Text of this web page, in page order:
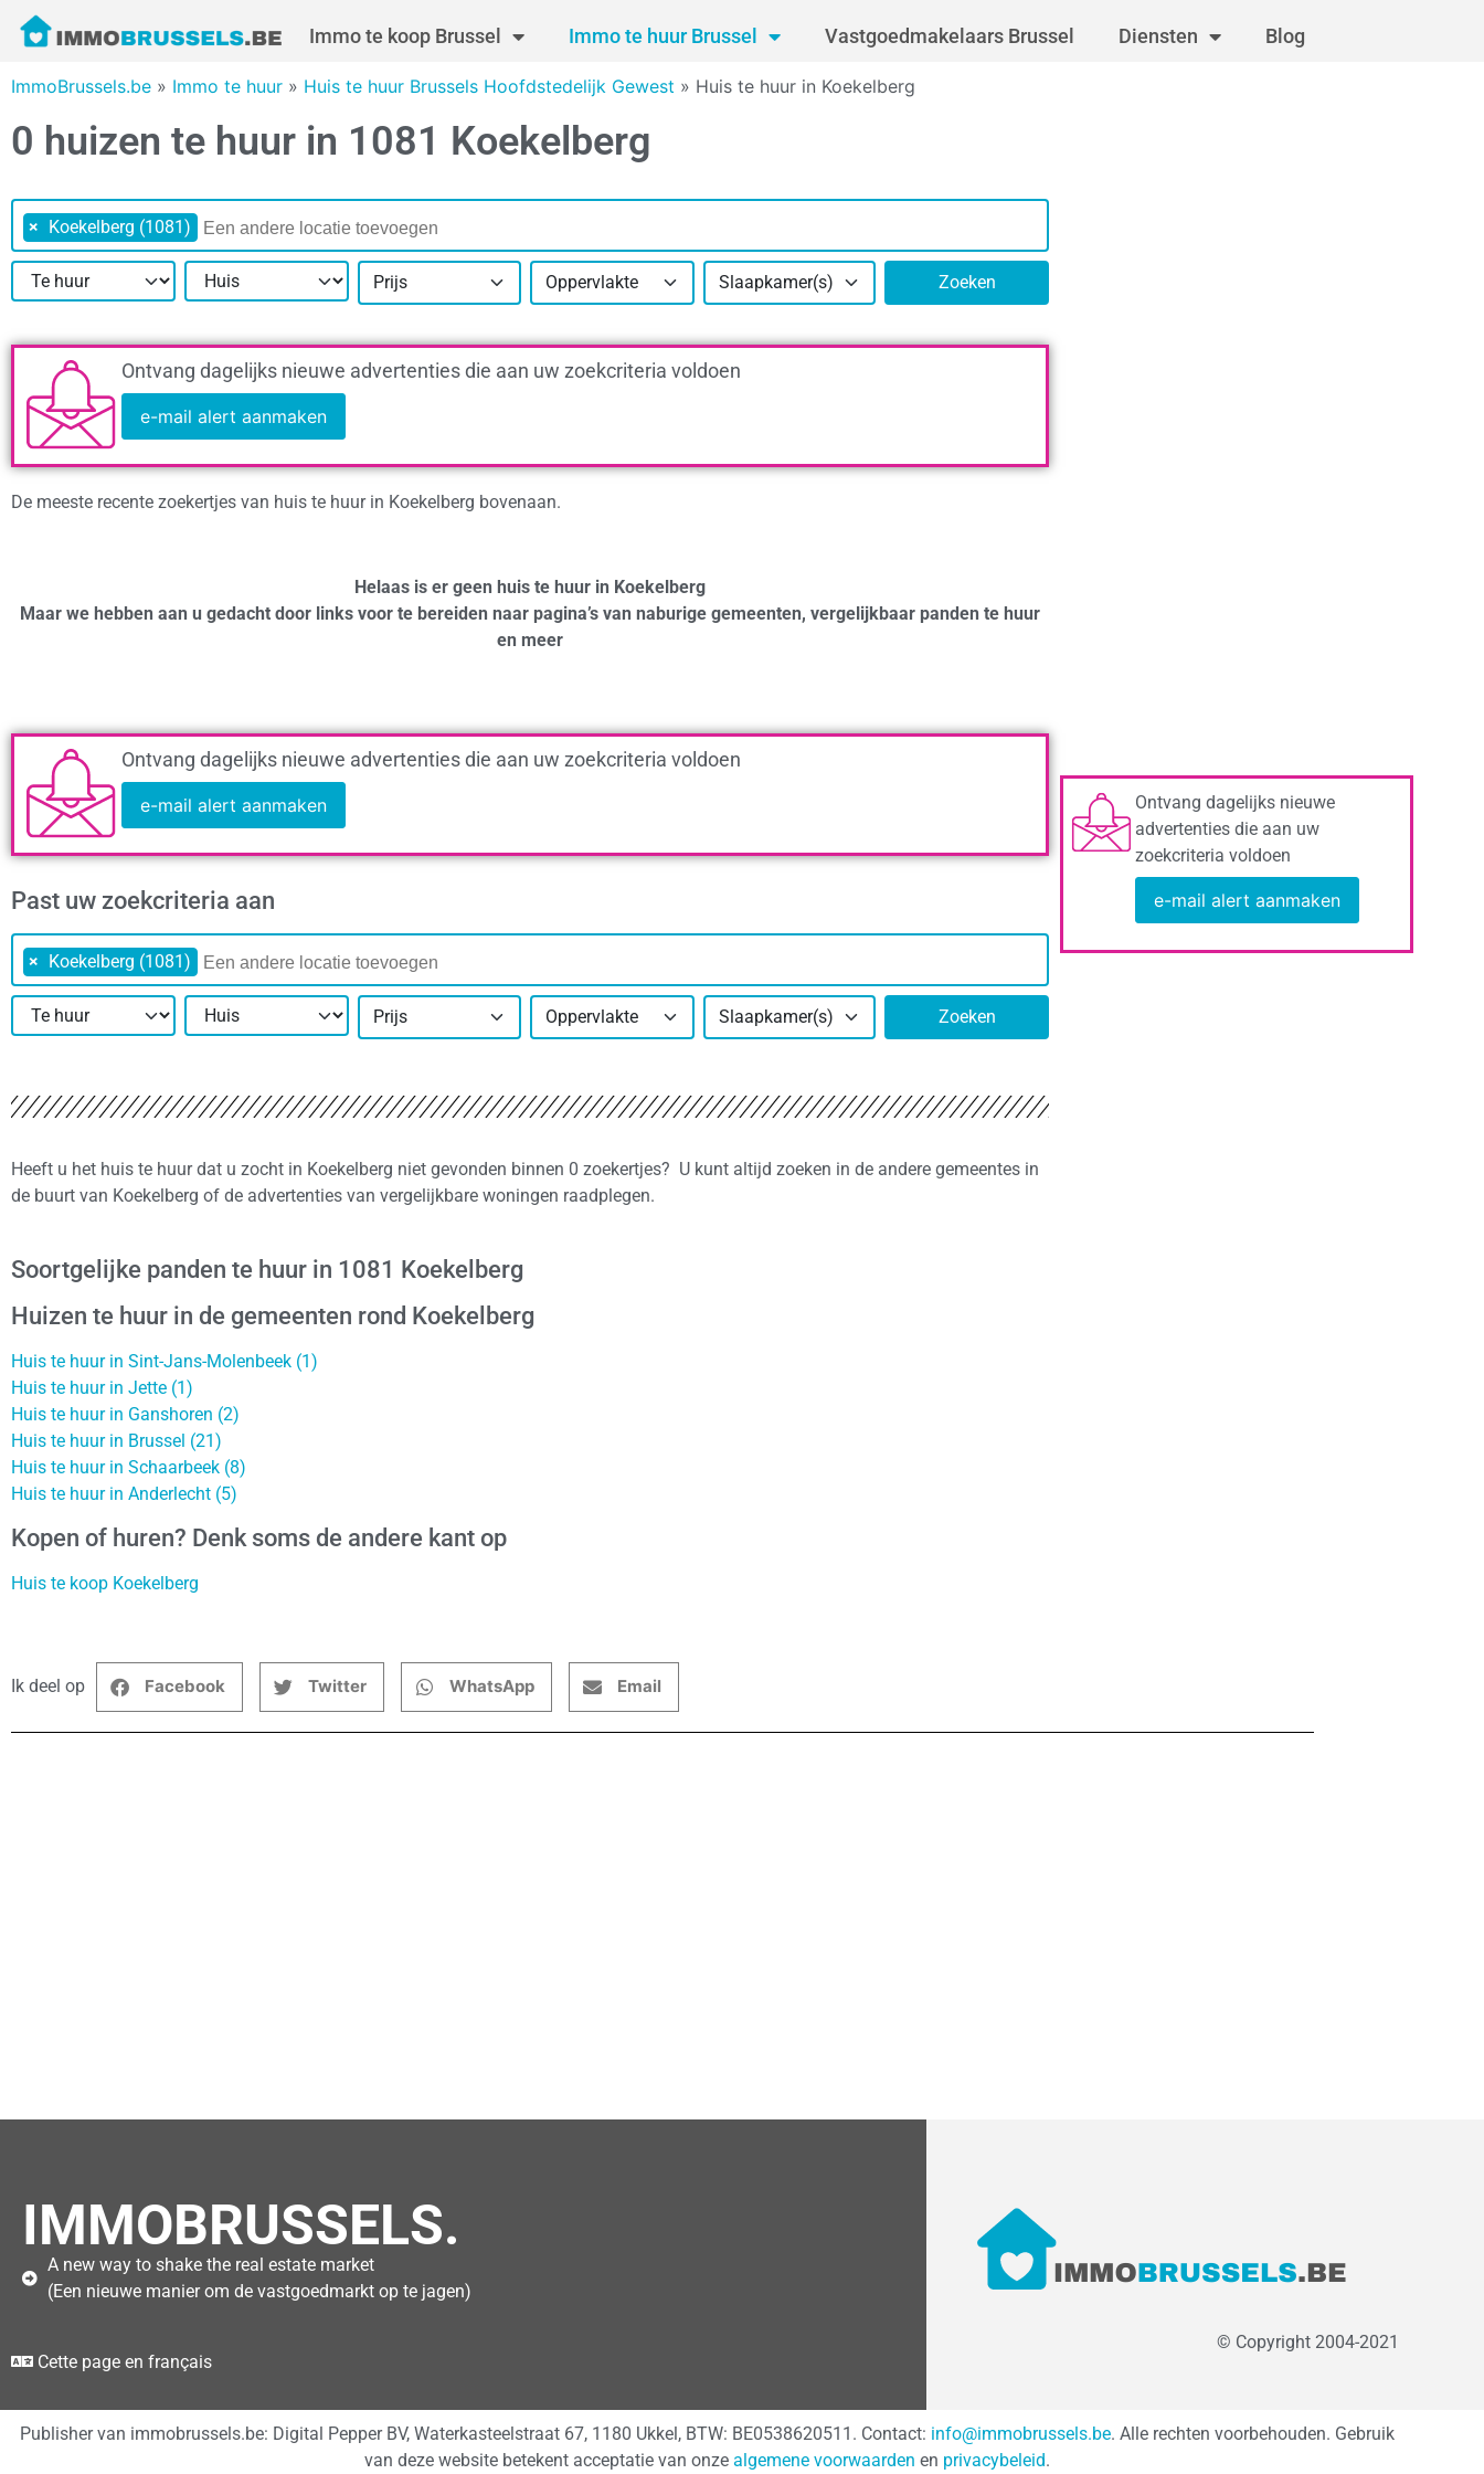
Immo te koop Brussel Immo te huur Brussel Vastgoedmakelaars Brussel Diensten Blog
ImmoBrussels.be » Immo te huur » Huis te huur Brussels Hoofdstedelijk Gewest » Huis te huur in Koekelberg
0 huizen te huur in 1081 Koekelberg
× Koekelberg (1081)
Prijs Oppervlakte Slaapkamer(s) Zoeken
Ontvang dagelijks nieuwe advertenties die aan uw zoekcriteria voldoen
e-mail alert aanmaken
De meeste recente zoekertjes van huis te huur in Koekelberg bovenaan.
Helaas is er geen huis te huur in Koekelberg
Maar we hebben aan u gedacht door links voor te bereiden naar pagina’s van naburige gemeenten, vergelijkbaar panden te huur
en meer
Ontvang dagelijks nieuwe advertenties die aan uw zoekcriteria voldoen
e-mail alert aanmaken
Past uw zoekcriteria aan
× Koekelberg (1081)
Prijs Oppervlakte Slaapkamer(s) Zoeken
Heeft u het huis te huur dat u zocht in Koekelberg niet gevonden binnen 0 zoekertjes? U kunt altijd zoeken in de andere gemeentes in
de buurt van Koekelberg of de advertenties van vergelijkbare woningen raadplegen.
Soortgelijke panden te huur in 1081 Koekelberg
Huizen te huur in de gemeenten rond Koekelberg
Huis te huur in Sint-Jans-Molenbeek (1)
Huis te huur in Jette (1)
Huis te huur in Ganshoren (2)
Huis te huur in Brussel (21)
Huis te huur in Schaarbeek (8)
Huis te huur in Anderlecht (5)
Kopen of huren? Denk soms de andere kant op
Huis te koop Koekelberg
Ontvang dagelijks nieuwe
advertenties die aan uw
zoekcriteria voldoen
e-mail alert aanmaken
Ik deel op Facebook Twitter WhatsApp Email
IMMOBRUSSELS.
A new way to shake the real estate market
(Een nieuwe manier om de vastgoedmarkt op te jagen)
Cette page en français
© Copyright 2004-2021
Publisher van immobrussels.be: Digital Pepper BV, Waterkasteelstraat 67, 1180 Ukkel, BTW: BE0538620511. Contact: info@immobrussels.be. Alle rechten voorbehouden. Gebruik
van deze website betekent acceptatie van onze algemene voorwaarden en privacybeleid.